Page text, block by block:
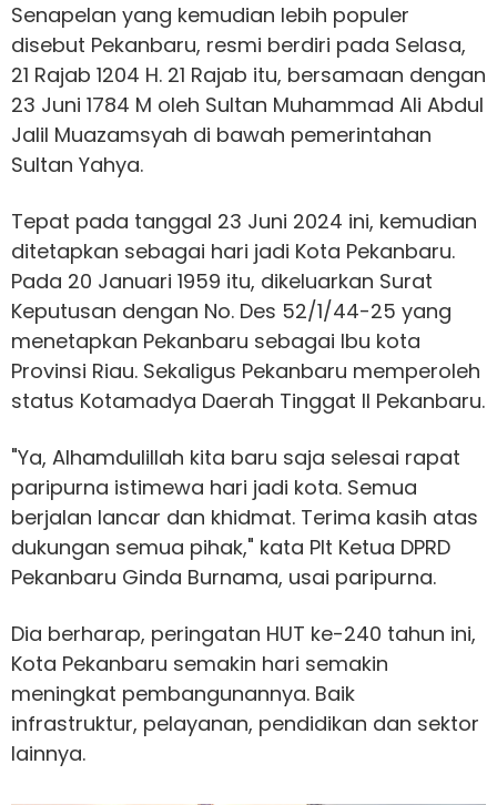
Senapelan yang kemudian lebih populer
disebut Pekanbaru, resmi berdiri pada Selasa,
21 Rajab 1204 H. 21 Rajab itu, bersamaan dengan
23 Juni 1784 M oleh Sultan Muhammad Ali Abdul
Jalil Muazamsyah di bawah pemerintahan
Sultan Yahya.
Tepat pada tanggal 23 Juni 2024 ini, kemudian
ditetapkan sebagai hari jadi Kota Pekanbaru.
Pada 20 Januari 1959 itu, dikeluarkan Surat
Keputusan dengan No. Des 52/1/44-25 yang
menetapkan Pekanbaru sebagai Ibu kota
Provinsi Riau. Sekaligus Pekanbaru memperoleh
status Kotamadya Daerah Tinggat II Pekanbaru.
"Ya, Alhamdulillah kita baru saja selesai rapat
paripurna istimewa hari jadi kota. Semua
berjalan lancar dan khidmat. Terima kasih atas
dukungan semua pihak," kata Plt Ketua DPRD
Pekanbaru Ginda Burnama, usai paripurna.
Dia berharap, peringatan HUT ke-240 tahun ini,
Kota Pekanbaru semakin hari semakin
meningkat pembangunannya. Baik
infrastruktur, pelayanan, pendidikan dan sektor
lainnya.